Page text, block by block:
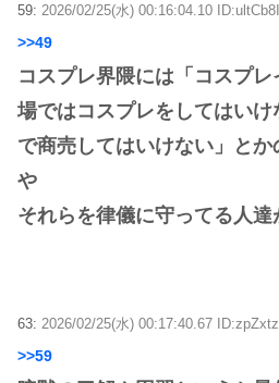
59: 2026/02/25(水) 00:16:04.10
>>49
コスプレ界隈には「コスプ
場ではコスプレをしてはい
で商売してはいけない」と
や
それらを律儀に守ってる人
63: 2026/02/25(水) 00:17:40.67
>>59